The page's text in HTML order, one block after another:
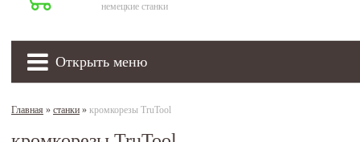
немецкие станки
Открыть меню
Главная » станки » кромкорезы TruTool